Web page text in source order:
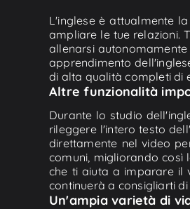
L'inglese è attualmente
ampliare le tue relazioni.
allenarsi
apprendimento
di alta qualità completi di
Altre funzionalità
Durante lo studio
rileggere l'intero testo
direttamente nel video
comuni, migliorando così
che ti aiuta a imparare il
continuerà a consigliarti
Un'ampia varietà di